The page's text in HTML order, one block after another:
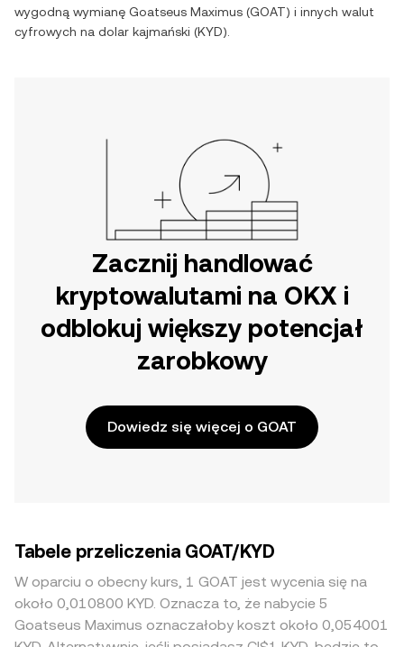
wygodną wymianę Goatseus Maximus (GOAT) i innych walut
cyfrowych na dolar kajmański (KYD).
Zacznij handlować
kryptowalutami na OKX i
odblokuj większy potencjał
zarobkowy
Dowiedz się więcej o GOAT
Tabele przeliczenia GOAT/KYD
W oparciu o obecny kurs, 1 GOAT jest wycenia się na
około 0,010800 KYD. Oznacza to, że nabycie 5
Goatseus Maximus oznaczałoby koszt około 0,054001